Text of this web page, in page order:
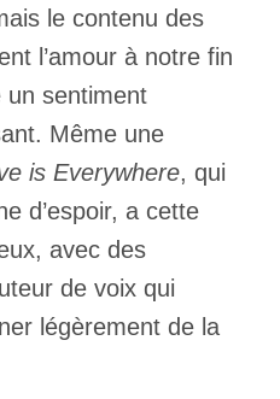
le contenu des
l’amour à notre fin
un sentiment
Même une
is Everywhere, qui
d’espoir, a cette
avec des
de voix qui
légèrement de la